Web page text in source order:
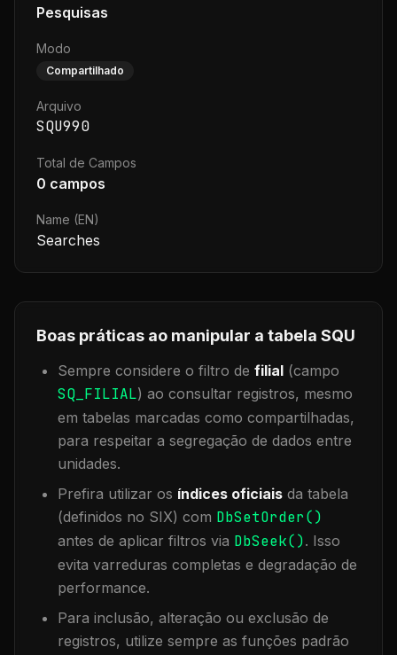
Pesquisas
Modo
Compartilhado
Arquivo
SQU990
Total de Campos
0 campos
Name (EN)
Searches
Boas práticas ao manipular a tabela SQU
Sempre considere o filtro de filial (campo
SQ_FILIAL) ao consultar registros, mesmo
em tabelas marcadas como compartilhadas,
para respeitar a segregação de dados entre
unidades.
Prefira utilizar os índices oficiais da tabela
(definidos no SIX) com DbSetOrder()
antes de aplicar filtros via DbSeek(). Isso
evita varreduras completas e degradação de
performance.
Para inclusão, alteração ou exclusão de
registros, utilize sempre as funções padrão